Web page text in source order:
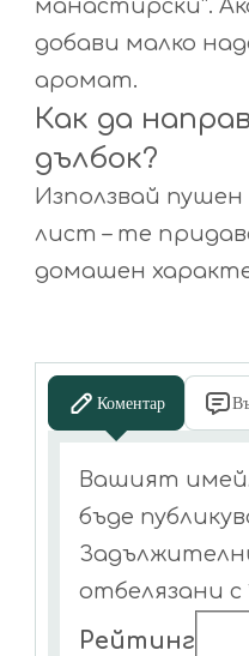
манастирски“.
добави малко
аромат.
Как да
дълбок?
Използвай
лист – те
домашен
Коментар
Вашият
бъде
отбелязани с
Рейтинг